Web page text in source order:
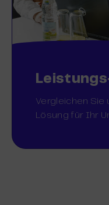
Vergleichen Sie
Lösung für Ihr